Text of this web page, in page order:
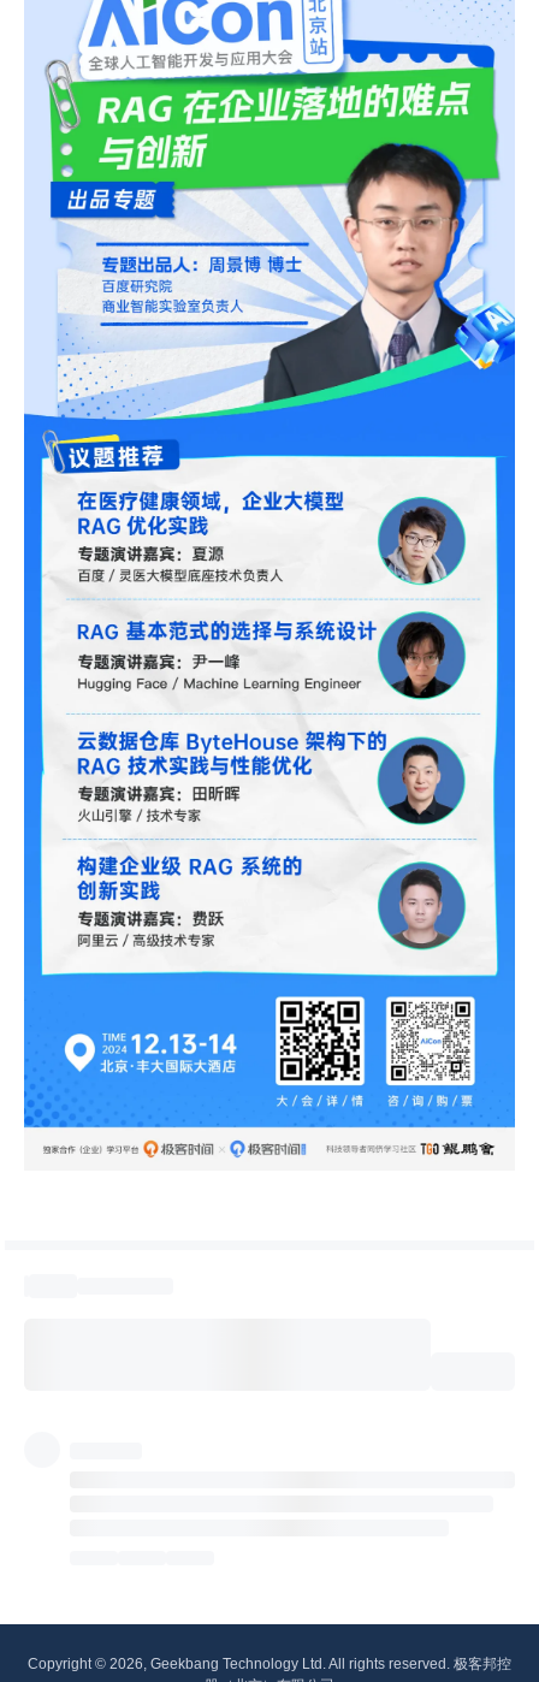
Copyright © 2026, Geekbang Technology Ltd. All rights reserved. 极客邦控